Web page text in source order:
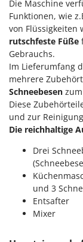
Pflüge für
Poolroboter
Pools
G
G3 Ferrari
Gardena
Garofalo
GeoTech
GeoTech
Gierre
Ginko - MGM
Gipeco
Girmi
Goodyear
GRAEF
Die Maschine
Funktionen, wie
von Flüssigkeiten
rutschfeste Füße
Gebrauchs.
Im Lieferumfang
mehrere
Schneebesen
Diese
und zur Reinigung
Die reichhaltige
Drei
und 3
Entsafter
Mixer